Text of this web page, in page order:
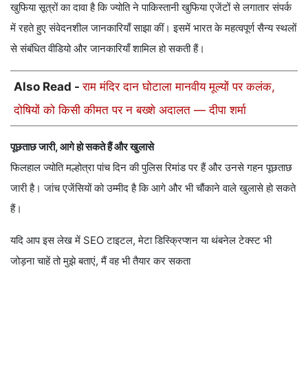
खुफिया सूत्रों का दावा है कि ज्योति ने पाकिस्तानी खुफिया एजेंटों से लगातार संपर्क
में रहते हुए संवेदनशील जानकारियाँ साझा कीं। इसमें भारत के महत्वपूर्ण सैन्य स्थलों
से संबंधित वीडियो और जानकारियाँ शामिल हो सकती हैं।
Also Read -राम मंदिर दान घोटाला मानवीय मूल्यों पर कलंक,
दोषियों को किसी कीमत पर न बख्शे अदालत — दीपा शर्मा
पूछताछ जारी, आगे हो सकते हैं और खुलासे
फिलहाल ज्योति मल्होत्रा पांच दिन की पुलिस रिमांड पर हैं और उनसे गहन पूछताछ
जारी है। जांच एजेंसियों को उम्मीद है कि आगे और भी चौंकाने वाले खुलासे हो सकते
हैं।
यदि आप इस लेख में SEO टाइटल, मेटा डिस्क्रिप्शन या थंबनेल टेक्स्ट भी
जोड़ना चाहें तो मुझे बताएं, मैं वह भी तैयार कर सकता